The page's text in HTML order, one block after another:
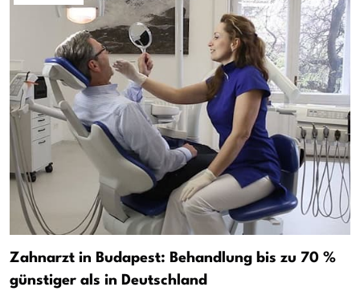
Zahnarzt in Budapest: Behandlung bis zu 70 %
günstiger als in Deutschland